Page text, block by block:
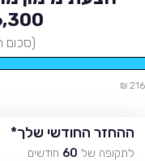
₪
(סכום
ההחזר החודשי שלך*
לתקופה של 60 חודשים